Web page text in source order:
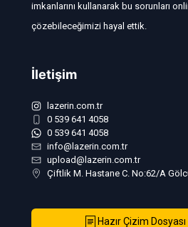
imkanlarını kullanarak bu sorunları
çözebileceğimizi hayal ettik.
İletişim
lazerin.com.tr
0 539 641 4058
0 539 641 4058
info@lazerin.com.tr
upload@lazerin.com.tr
Çiftlik M. Hastane C. No:62/A
Hazır Çizim